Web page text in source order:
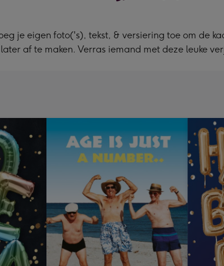
je eigen foto('s), tekst, & versiering toe om de
af te maken. Verras iemand met deze leuke